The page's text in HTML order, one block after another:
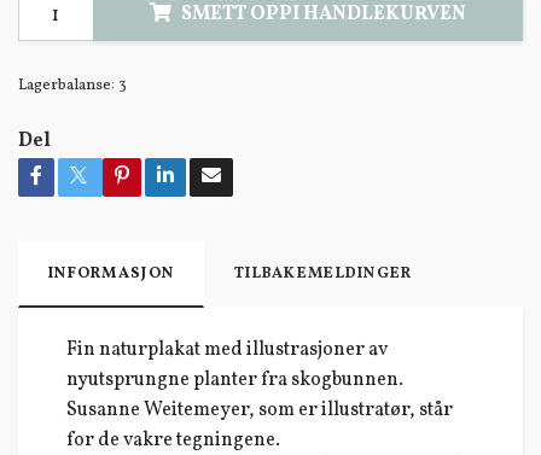
SMETT OPPI HANDLEKURVEN
Lagerbalanse: 3
Del
INFORMASJON TILBAKEMELDINGER
Fin naturplakat med illustrasjoner av
nyutsprungne planter fra skogbunnen.
Susanne Weitemeyer, som er illustratør, står
for de vakre tegningene.